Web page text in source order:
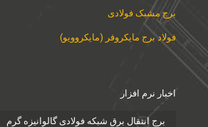
برج مشبک فولادی
فولاد برج مایکروفر (مایکروویو)
اخبار نرم افزار
برج انتقال برق شبکه فولادی گالوانیزه گرم